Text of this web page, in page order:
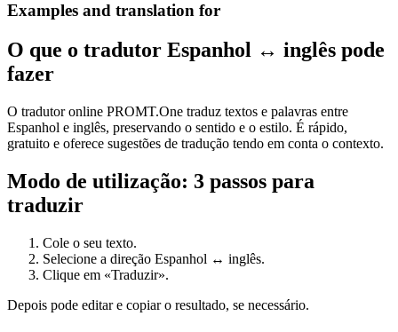
Examples and translation for
O que o tradutor Espanhol ↔ inglês pode
fazer
O tradutor online PROMT.One traduz textos e palavras entre
Espanhol e inglês, preservando o sentido e o estilo. É rápido,
gratuito e oferece sugestões de tradução tendo em conta o contexto.
Modo de utilização: 3 passos para
traduzir
Cole o seu texto.
Selecione a direção Espanhol ↔ inglês.
Clique em «Traduzir».
Depois pode editar e copiar o resultado, se necessário.